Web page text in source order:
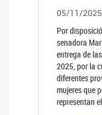
05/11/2025
Por
senadora
entrega de
2025, por la
diferentes
mujeres que
representan